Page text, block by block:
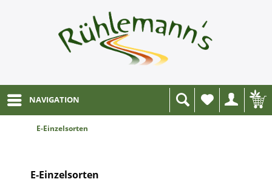
NAVIGATION
Wunschliste
E-Einzelsorten
E-Einzelsorten